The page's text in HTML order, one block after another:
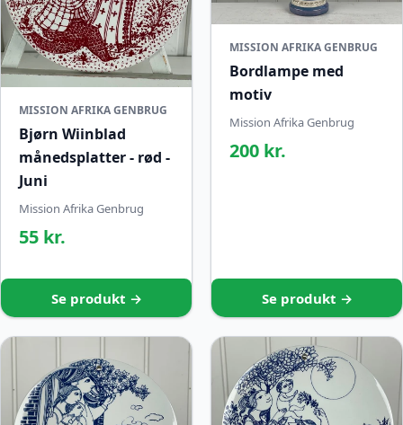
MISSION AFRIKA GENBRUG
Bjørn Wiinblad
månedsplatter - rød -
Juni
Mission Afrika Genbrug
55 kr.
Se produkt →
MISSION AFRIKA GENBRUG
Bordlampe med
motiv
Mission Afrika Genbrug
200 kr.
Se produkt →